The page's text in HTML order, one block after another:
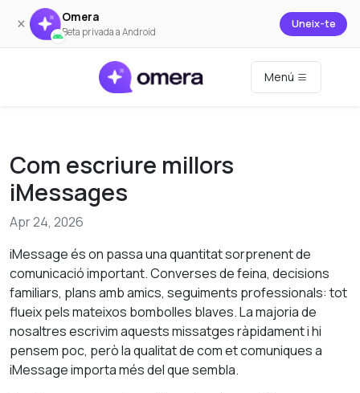
× Omera
Beta privada a Android
Uneix-te
Menú
Com escriure millors
iMessages
Apr 24, 2026
iMessage és on passa una quantitat sorprenent de
comunicació important. Converses de feina, decisions
familiars, plans amb amics, seguiments professionals: tot
flueix pels mateixos bombolles blaves. La majoria de
nosaltres escrivim aquests missatges ràpidament i hi
pensem poc, però la qualitat de com et comuniques a
iMessage importa més del que sembla.